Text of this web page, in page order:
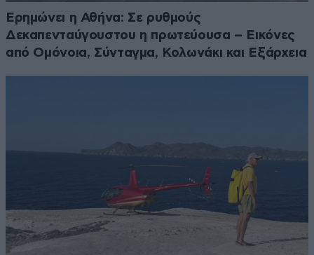
Ερημώνει η Αθήνα: Σε ρυθμούς
Δεκαπενταύγουστου η πρωτεύουσα – Εικόνες
από Ομόνοια, Σύνταγμα, Κολωνάκι και Εξάρχεια